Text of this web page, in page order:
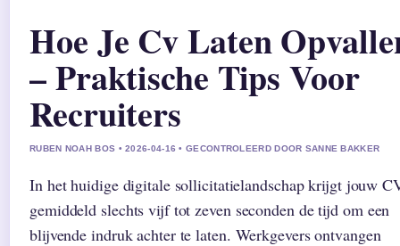
Hoe Je Cv Laten
– Praktische Tips Voor
Recruiters
RUBEN NOAH BOS • 2026-04-16 • GECONTROLEERD DOOR SANNE BAKKER
In het huidige digitale sollicitatielandschap krijgt jouw
gemiddeld slechts vijf tot zeven seconden de tijd om een
blijvende indruk achter te laten. Werkgevers ontvangen